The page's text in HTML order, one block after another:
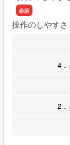
操作のしやすさ
4
2